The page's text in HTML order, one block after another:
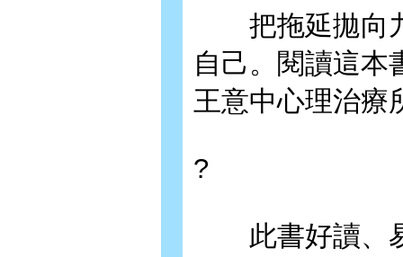
把拖延拋向九
自己。閱讀這
王意中心理治療
?
此書好讀、易